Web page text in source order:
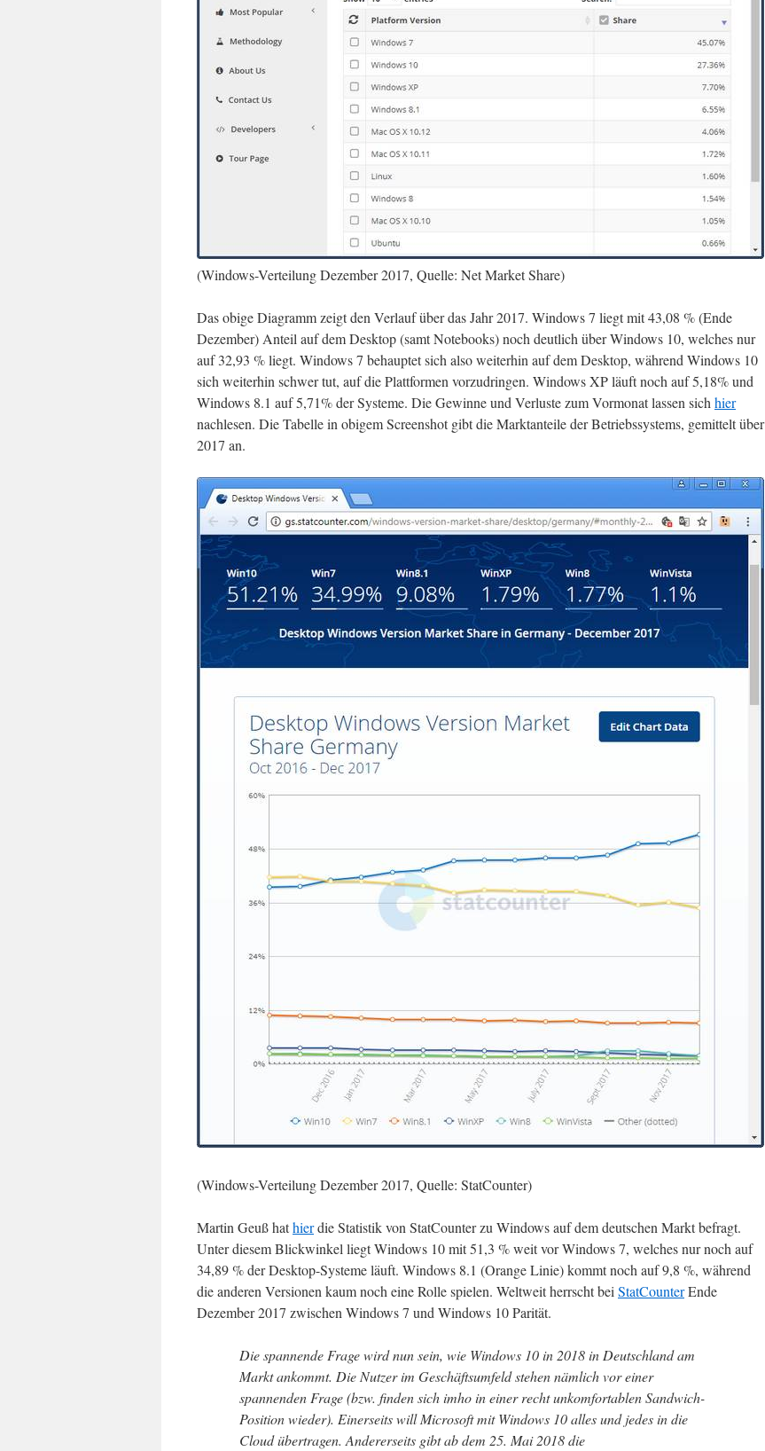
(Windows-Verteilung Dezember 2017, Quelle: Net Market Share)
Das obige Diagramm zeigt den Verlauf über das Jahr 2017. Windows 7 liegt mit 43,08 % (Ende
Dezember) Anteil auf dem Desktop (samt Notebooks) noch deutlich über Windows 10, welches nur
auf 32,93 % liegt. Windows 7 behauptet sich also weiterhin auf dem Desktop, während Windows 10
sich weiterhin schwer tut, auf die Plattformen vorzudringen. Windows XP läuft noch auf 5,18% und
Windows 8.1 auf 5,71% der Systeme. Die Gewinne und Verluste zum Vormonat lassen sich hier
nachlesen. Die Tabelle in obigem Screenshot gibt die Marktanteile der Betriebssystems, gemittelt über
2017 an.
(Windows-Verteilung Dezember 2017, Quelle: StatCounter)
Martin Geuß hathierdie Statistik von StatCounter zu Windows auf dem deutschen Markt befragt.
Unter diesem Blickwinkel liegt Windows 10 mit 51,3 % weit vor Windows 7, welches nur noch auf
34,89 % der Desktop-Systeme läuft. Windows 8.1 (Orange Linie) kommt noch auf 9,8 %, während
die anderen Versionen kaum noch eine Rolle spielen. Weltweit herrscht bei StatCounterEnde
Dezember 2017 zwischen Windows 7 und Windows 10 Parität.
Die spannende Frage wird nun sein, wie Windows 10 in 2018 in Deutschland am
Markt ankommt. Die Nutzer im Geschäftsumfeld stehen nämlich vor einer
spannenden Frage (bzw. finden sich imho in einer recht unkomfortablen Sandwich-
Position wieder). Einerseits will Microsoft mit Windows 10 alles und jedes in die
Cloud übertragen. Andererseits gibt ab dem 25. Mai 2018 die